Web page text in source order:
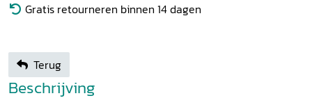
Gratis retourneren binnen 14 dagen
Terug
Beschrijving